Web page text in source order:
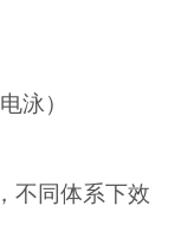
电泳）
，不同体系下效